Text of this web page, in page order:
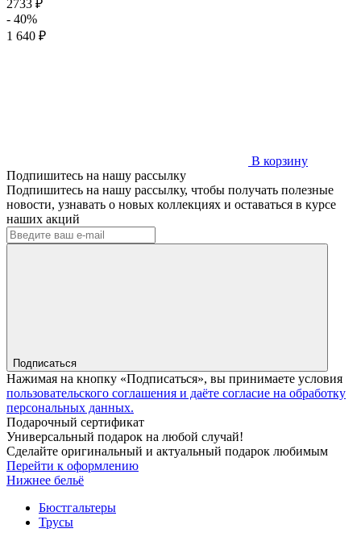
2733 ₽
- 40%
1 640 ₽
В корзину
Подпишитесь на нашу рассылку
Подпишитесь на нашу рассылку, чтобы получать полезные
новости, узнавать о новых коллекциях и оставаться в курсе
наших акций
Подписаться
Нажимая на кнопку «Подписаться», вы принимаете условия
пользовательского соглашения и даёте согласие на обработку
персональных данных.
Подарочный сертификат
Универсальный подарок на любой случай!
Сделайте оригинальный и актуальный подарок любимым
Перейти к оформлению
Нижнее бельё
Бюстгальтеры
Трусы